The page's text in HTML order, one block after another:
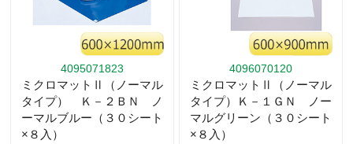
4095071823
ミクロマットⅡ（ノーマル
タイプ） Ｋ－２ＢＮ ノ
ーマルブルー（３０シート
×８入）
4096070120
ミクロマットⅡ（ノーマル
タイプ）Ｋ－１ＧＮ ノー
マルグリーン（３０シート
×８入）